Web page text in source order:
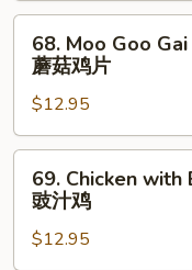
兰
Moo
Goo
Gai
Pan
蘑
68. Moo Goo Gai
蘑菇鸡片
$12.95
Chicken
with
Black
69. Chicken with
豉汁鸡
$12.95